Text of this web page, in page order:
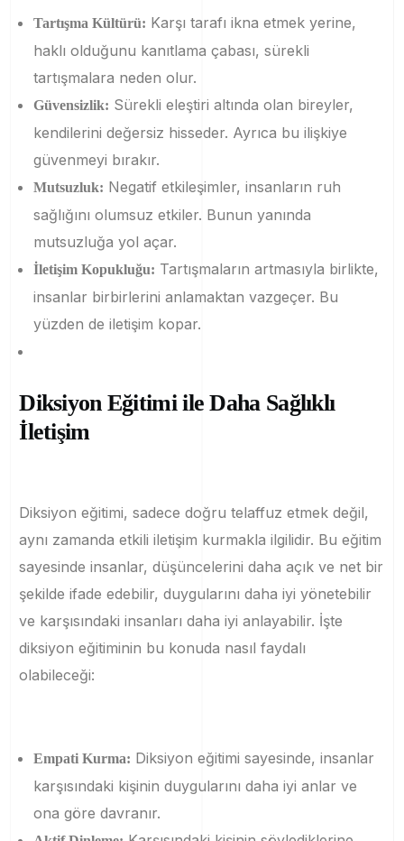
Tartışma Kültürü: Karşı tarafı ikna etmek yerine,
haklı olduğunu kanıtlama çabası, sürekli
tartışmalara neden olur.
Güvensizlik: Sürekli eleştiri altında olan bireyler,
kendilerini değersiz hisseder. Ayrıca bu ilişkiye
güvenmeyi bırakır.
Mutsuzluk: Negatif etkileşimler, insanların ruh
sağlığını olumsuz etkiler. Bunun yanında
mutsuzluğa yol açar.
İletişim Kopukluğu: Tartışmaların artmasıyla birlikte,
insanlar birbirlerini anlamaktan vazgeçer. Bu
yüzden de iletişim kopar.
Diksiyon Eğitimi ile Daha Sağlıklı
İletişim
Diksiyon eğitimi, sadece doğru telaffuz etmek değil,
aynı zamanda etkili iletişim kurmakla ilgilidir. Bu eğitim
sayesinde insanlar, düşüncelerini daha açık ve net bir
şekilde ifade edebilir, duygularını daha iyi yönetebilir
ve karşısındaki insanları daha iyi anlayabilir. İşte
diksiyon eğitiminin bu konuda nasıl faydalı
olabileceği:
Empati Kurma: Diksiyon eğitimi sayesinde, insanlar
karşısındaki kişinin duygularını daha iyi anlar ve
ona göre davranır.